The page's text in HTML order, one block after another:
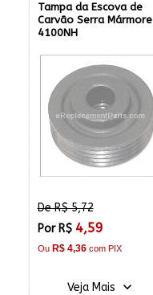
Tampa da Escova de
Carvão Serra Mármore
4100NH
De R$ 5,72
Por R$ 4,59
Ou R$ 4,36com PIX
Veja Mais